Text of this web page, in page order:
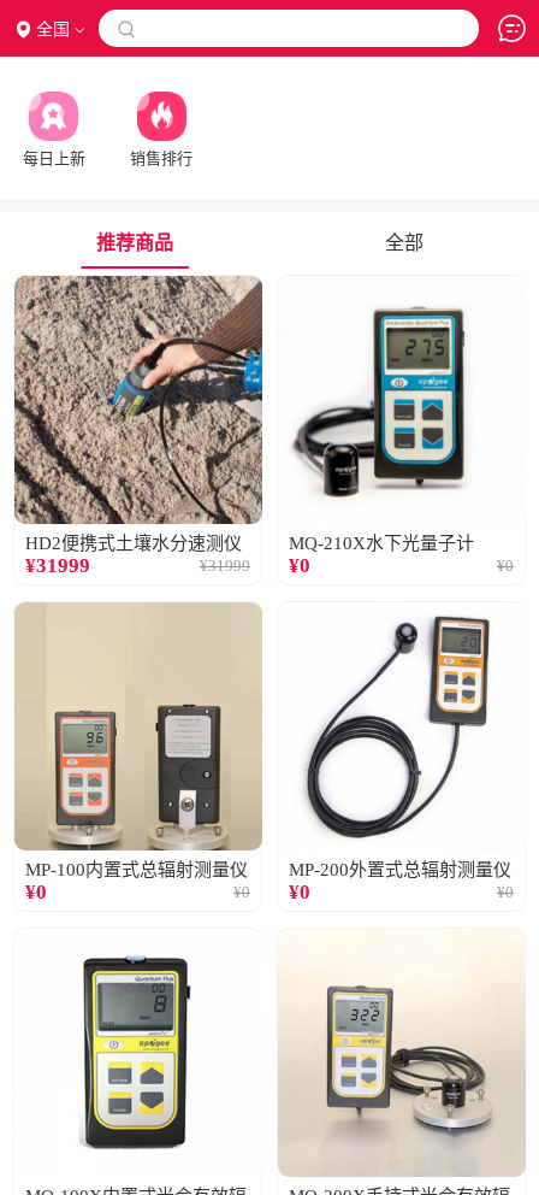
全国 
每日上新 销售排行
推荐商品 全部
HD2便携式土壤水分速测仪
¥31999 ¥31999
MQ-210X水下光量子计
¥0 ¥0
MP-100内置式总辐射测量仪
¥0 ¥0
MP-200外置式总辐射测量仪
¥0 ¥0